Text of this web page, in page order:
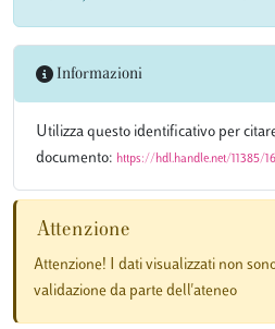
Informazioni
Utilizza questo identificativo per
documento: https://hdl.handle.net/11385/
Attenzione
Attenzione! I dati visualizzati non
validazione da parte dell'ateneo